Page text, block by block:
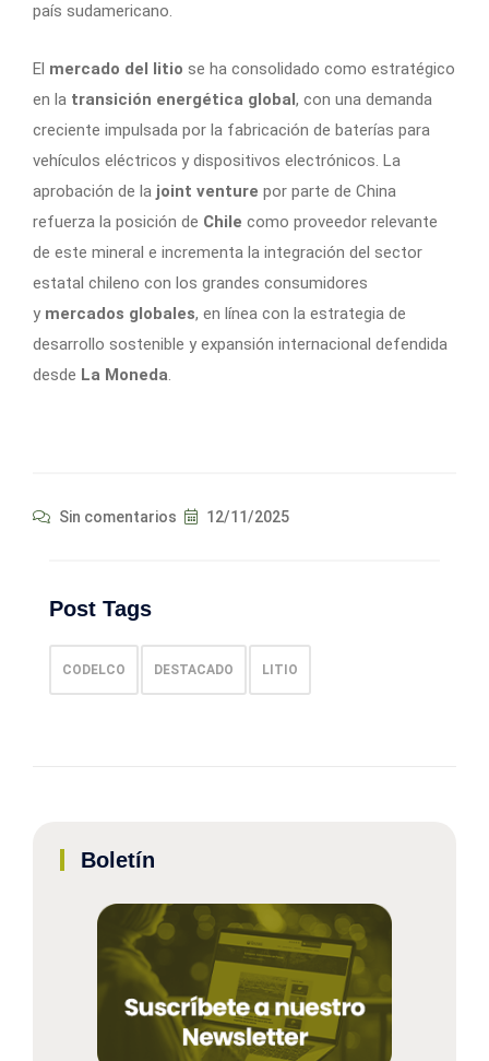
país sudamericano.
El mercado del litio se ha consolidado como estratégico
en la transición energética global, con una demanda
creciente impulsada por la fabricación de baterías para
vehículos eléctricos y dispositivos electrónicos. La
aprobación de la joint venture por parte de China
refuerza la posición de Chile como proveedor relevante
de este mineral e incrementa la integración del sector
estatal chileno con los grandes consumidores
y mercados globales, en línea con la estrategia de
desarrollo sostenible y expansión internacional defendida
desde La Moneda.
Sin comentarios 12/11/2025
Post Tags
CODELCO DESTACADO LITIO
Boletín